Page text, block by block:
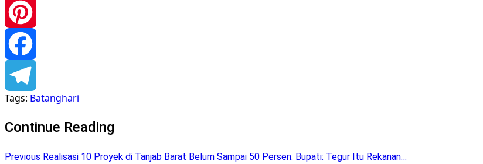
WhatsApp
Pinterest
Facebook
Telegram
Tags: Batanghari
Continue Reading
Previous Realisasi 10 Proyek di Tanjab Barat Belum Sampai 50 Persen. Bupati: Tegur Itu Rekanan…